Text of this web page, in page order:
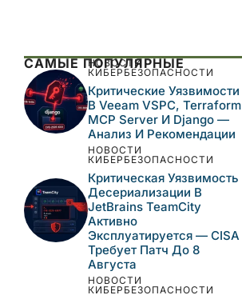
САМЫЕ ПОПУЛЯРНЫЕ
НОВОСТИ
КИБЕРБЕЗОПАСНОСТИ
Критические Уязвимости
В Veeam VSPC, Terraform
MCP Server И Django —
Анализ И Рекомендации
НОВОСТИ
КИБЕРБЕЗОПАСНОСТИ
Критическая Уязвимость
Десериализации В
JetBrains TeamCity
Активно
Эксплуатируется — CISA
Требует Патч До 8
Августа
НОВОСТИ
КИБЕРБЕЗОПАСНОСТИ